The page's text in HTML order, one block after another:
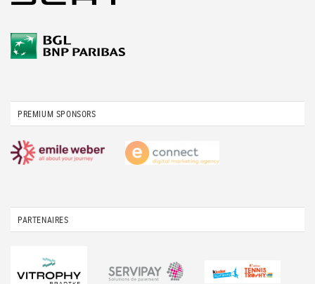
PREMIUM SPONSORS
PARTENAIRES